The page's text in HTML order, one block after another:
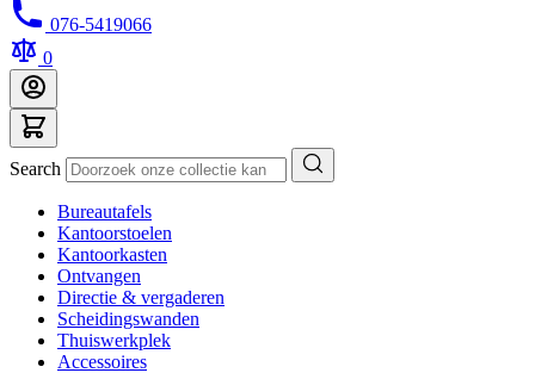
076-5419066
0
Search
Bureautafels
Kantoorstoelen
Kantoorkasten
Ontvangen
Directie & vergaderen
Scheidingswanden
Thuiswerkplek
Accessoires